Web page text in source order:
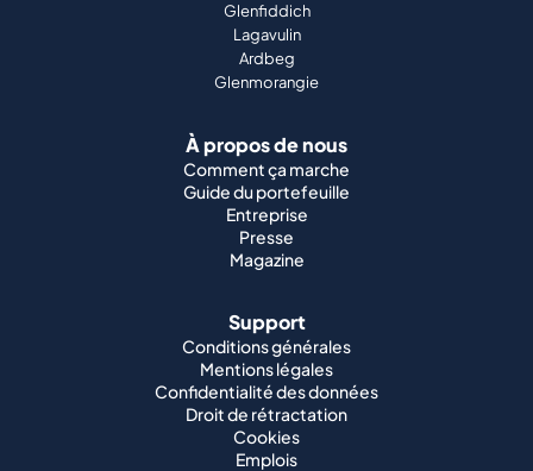
Glenfiddich
Lagavulin
Ardbeg
Glenmorangie
À propos de nous
Comment ça marche
Guide du portefeuille
Entreprise
Presse
Magazine
Support
Conditions générales
Mentions légales
Confidentialité des données
Droit de rétractation
Cookies
Emplois